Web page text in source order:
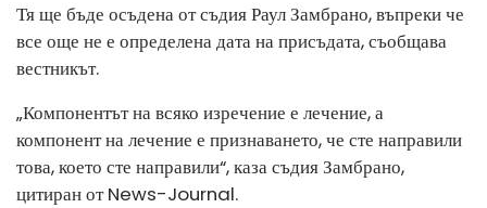
Тя ще бъде осъдена от съдия Раул Замбрано, въпреки че
все още не е определена дата на присъдата, съобщава
вестникът.
„Компонентът на всяко изречение е лечение, а
компонент на лечение е признаването, че сте направили
това, което сте направили“, каза съдия Замбрано,
цитиран от News-Journal.